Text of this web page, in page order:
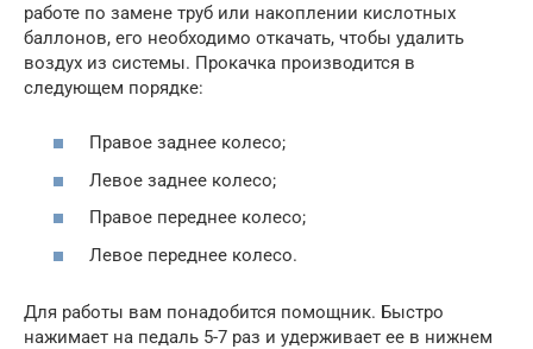
работе по замене труб или накоплении кислотных
баллонов, его необходимо откачать, чтобы удалить
воздух из системы. Прокачка производится в
следующем порядке:
Правое заднее колесо;
Левое заднее колесо;
Правое переднее колесо;
Левое переднее колесо.
Для работы вам понадобится помощник. Быстро
нажимает на педаль 5-7 раз и удерживает ее в нижнем